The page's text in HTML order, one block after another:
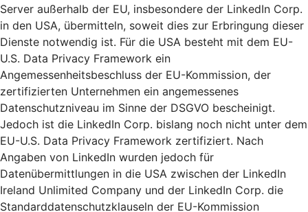
Server außerhalb der EU, insbesondere der LinkedIn Corp.
in den USA, übermitteln, soweit dies zur Erbringung dieser
Dienste notwendig ist. Für die USA besteht mit dem EU-
U.S. Data Privacy Framework ein
Angemessenheitsbeschluss der EU-Kommission, der
zertifizierten Unternehmen ein angemessenes
Datenschutzniveau im Sinne der DSGVO bescheinigt.
Jedoch ist die LinkedIn Corp. bislang noch nicht unter dem
EU-U.S. Data Privacy Framework zertifiziert. Nach
Angaben von LinkedIn wurden jedoch für
Datenübermittlungen in die USA zwischen der LinkedIn
Ireland Unlimited Company und der LinkedIn Corp. die
Standarddatenschutzklauseln der EU-Kommission